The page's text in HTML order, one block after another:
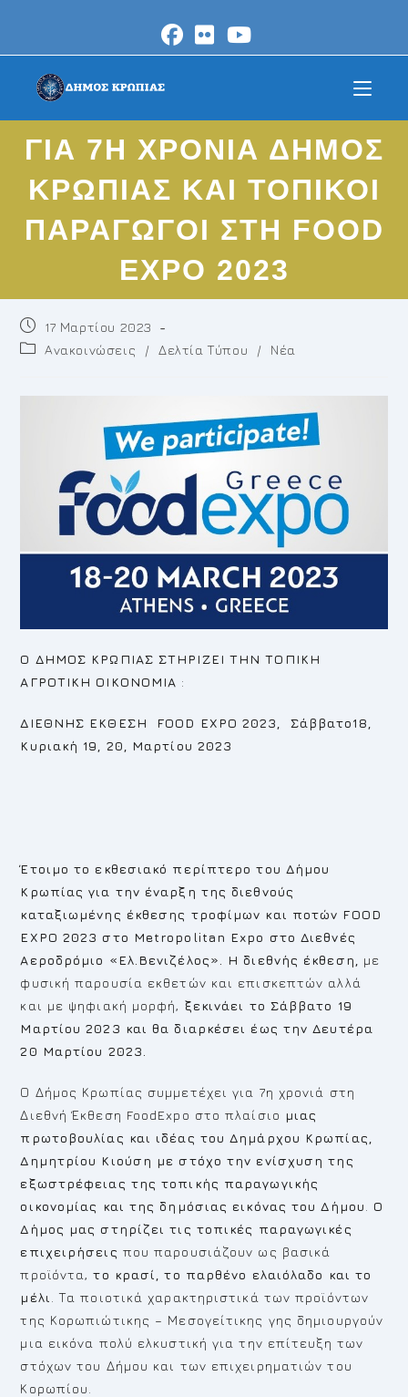
content
ΓΙΑ 7Η ΧΡΟΝΙΑ ΔΗΜΟΣ
ΚΡΩΠΙΑΣ ΚΑΙ ΤΟΠΙΚΟΙ
ΠΑΡΑΓΩΓΟΙ ΣΤΗ FOOD
EXPO 2023
Post
published:
17 Μαρτίου 2023
PostΑνακοινώσεις / Δελτία Τύπου / Νέα
O ΔΗΜΟΣ ΚΡΩΠΙΑΣ ΣΤΗΡΙΖΕΙ ΤΗΝ ΤΟΠΙΚΗ
ΑΓΡΟΤΙΚΗ ΟΙΚΟΝΟΜΙΑ :
ΔΙΕΘΝΗΣ ΕΚΘΕΣΗ FOOD EXPO 2023, Σάββατο18,
Κυριακή 19, 20, Μαρτίου 2023
Έτοιμο το εκθεσιακό περίπτερο του Δήμου
Κρωπίας για την έναρξη της διεθνούς
καταξιωμένης έκθεσης τροφίμων και ποτών FOOD
EXPO 2023 στο Μetropolitan Expo στο Διεθνές
Αεροδρόμιο «Ελ.Βενιζέλος». Η διεθνής έκθεση, με
φυσική παρουσία εκθετών και επισκεπτών αλλά
και με ψηφιακή μορφή, ξεκινάει το Σάββατο 19
Μαρτίου 2023 και θα διαρκέσει έως την Δευτέρα
20 Μαρτίου 2023.
Ο Δήμος Κρωπίας συμμετέχει για 7η χρονιά στη
Διεθνή Έκθεση FoodExpo στο πλαίσιο μιας
πρωτοβουλίας και ιδέας του Δημάρχου Κρωπίας,
Δημητρίου Κιούση με στόχο την ενίσχυση της
εξωστρέφειας της τοπικής παραγωγικής
οικονομίας και της δημόσιας εικόνας του Δήμου
.Ο
Δήμος μας στηρίζει τις τοπικές παραγωγικές
επιχειρήσεις που παρουσιάζουν ως βασικά
προϊόντα,το κρασί, το παρθένο ελαιόλαδο και το
μέλι
. Τα ποιοτικά χαρακτηριστικά των προϊόντων
της Κορωπιώτικης – Μεσογείτικης γης δημιουργούν
μια εικόνα πολύ ελκυστική για την επίτευξη των
στόχων του Δήμου και των επιχειρηματιών του
Κορωπίου.